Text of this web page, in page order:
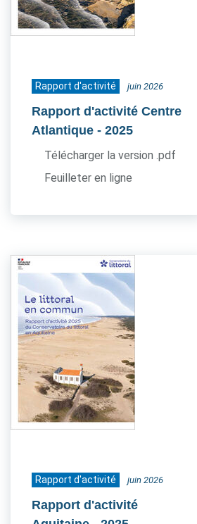
Rapport d'activité juin 2026
Rapport d'activité Centre
Atlantique - 2025
Télécharger la version .pdf
Feuilleter en ligne
Rapport d'activité juin 2026
Rapport d'activité